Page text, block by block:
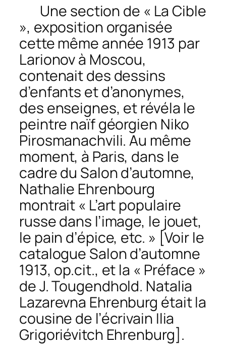
Une section de « La Cible
», exposition organisée
cette même année 1913 par
Larionov à Moscou,
contenait des dessins
d’enfants et d’anonymes,
des enseignes, et révéla le
peintre naïf géorgien Niko
Pirosmanachvili. Au même
moment, à Paris, dans le
cadre du Salon d’automne,
Nathalie Ehrenbourg
montrait « L’art populaire
russe dans l’image, le jouet,
le pain d’épice, etc. » [Voir le
catalogue Salon d’automne
1913, op.cit., et la « Préface »
de J. Tougendhold. Natalia
Lazarevna Ehrenburg était la
cousine de l’écrivain Ilia
Grigoriévitch Ehrenburg].